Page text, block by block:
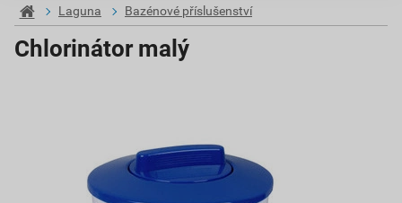
Laguna Bazénové příslušenství
Chlorinátor malý